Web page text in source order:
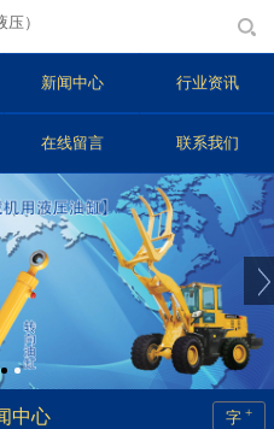
）
新闻中心 行业资讯
在线留言 联系我们
中心 字 +